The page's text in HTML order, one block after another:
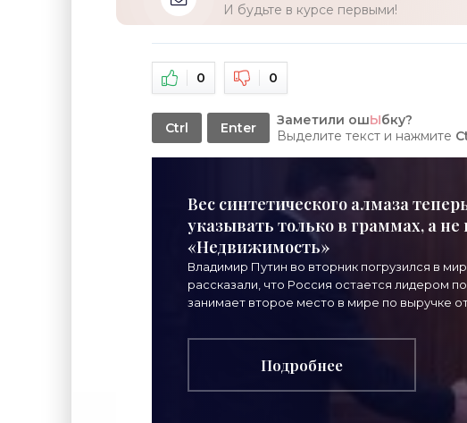
И будьте в курсе первыми!
0 0
Ctrl Enter Заметили ошЫбку?
Выделите текст и нажмите
Вес синтетического алмаза
указывать только в граммах, а не
«Недвижимость»
Владимир Путин во вторник погрузился в
рассказали, что Россия остается лидером
занимает второе место в мире по выручке
Подробнее